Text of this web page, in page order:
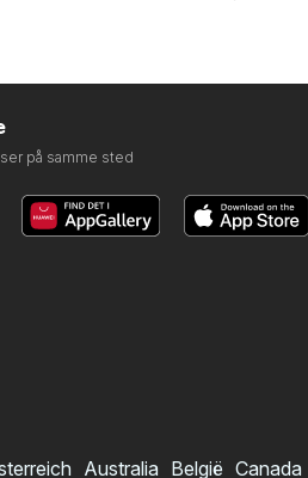
på samme sted
Australia België Canada